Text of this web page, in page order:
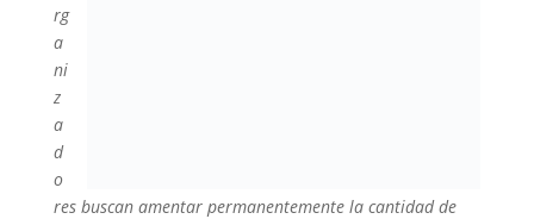
rg
a
ni
z
a
d
o
res buscan amentar permanentemente la cantidad de